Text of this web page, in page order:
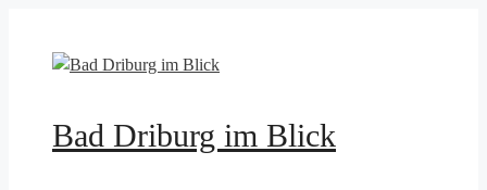
springen
Bad Driburg im Blick